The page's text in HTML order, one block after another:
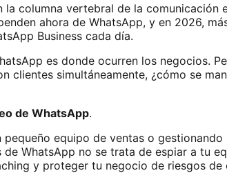
columna vertebral de la comunicación
ahora de WhatsApp, y en 2026,
Business cada día.
es donde ocurren los negocios.
clientes simultáneamente, ¿cómo se
de WhatsApp.
pequeño equipo de ventas o
de WhatsApp no se trata de espiar a tu
y proteger tu negocio de riesgos de